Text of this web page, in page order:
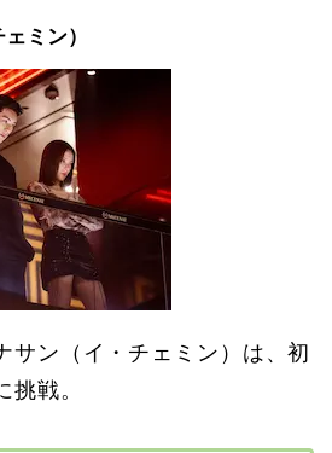
ミン）
サン（イ・チェミン）は、初
挑戦。